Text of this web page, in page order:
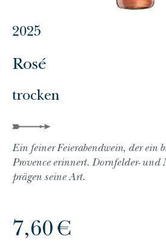
2025
Rosé
trocken
Ein feiner Feierabendwein, der ein
Provence erinnert. Dornfelder- und
prägen seine Art.
Regulärer Preis:
7,60 €